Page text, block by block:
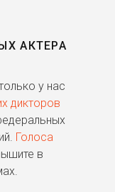
АКТЕРА
у нас
дикторов
Голоса
в